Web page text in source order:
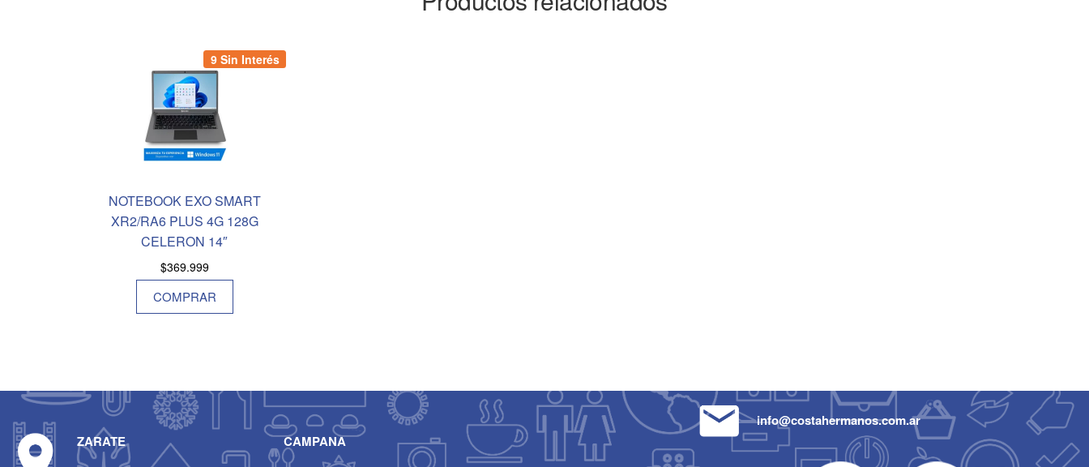
9 Sin Interés
NOTEBOOK EXO SMART
XR2/RA6 PLUS 4G 128G
CELERON 14″
$369.999
COMPRAR
ZARATE CAMPANA
info@costahermanos.com.ar